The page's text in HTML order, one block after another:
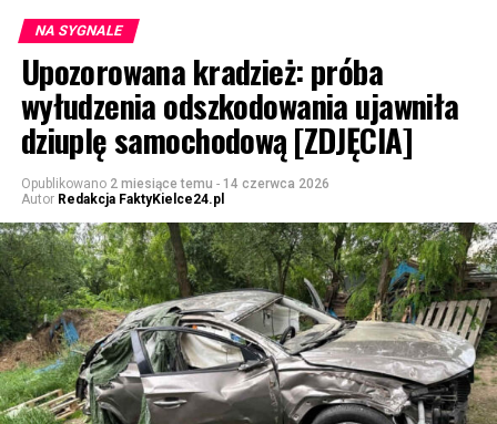
NA SYGNALE
Upozorowana kradzież: próba
wyłudzenia odszkodowania ujawniła
dziuplę samochodową [ZDJĘCIA]
Opublikowano 2 miesiące temu - 14 czerwca 2026
Autor Redakcja FaktyKielce24.pl